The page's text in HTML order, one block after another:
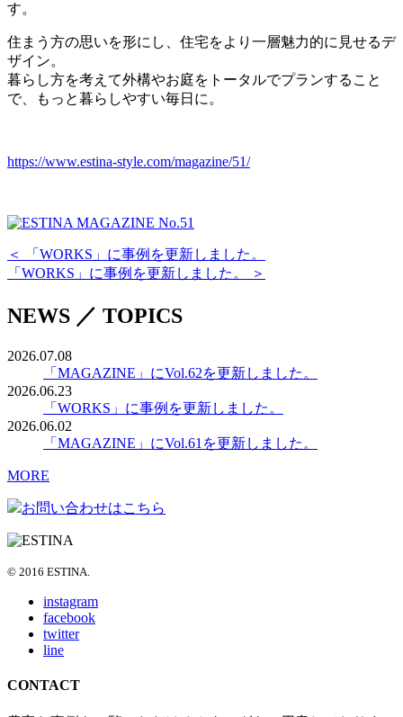
す。
住まう方の思いを形にし、住宅をより一層魅力的に見せるデ
ザイン。
暮らし方を考えて外構やお庭をトータルでプランすること
で、もっと暮らしやすい毎日に。
https://www.estina-style.com/magazine/51/
＜ 「WORKS」に事例を更新しました。
「WORKS」に事例を更新しました。 ＞
NEWS ／ TOPICS
2026.07.08
「MAGAZINE」にVol.62を更新しました。
2026.06.23
「WORKS」に事例を更新しました。
2026.06.02
「MAGAZINE」にVol.61を更新しました。
MORE
お問い合わせはこちら
© 2016 ESTINA.
instagram
facebook
twitter
line
CONTACT